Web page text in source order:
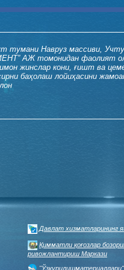
тумани Навруз массиви,
АЖ томонидан фаолият
жинслар кони, ғишт ва
баҳолаш лойиҳасини
ФОЙДАЛИ ҲАВОЛАЛАР
Давлат хизматларининг
Қимматли қоғозлар
ривожлантириш Маркази